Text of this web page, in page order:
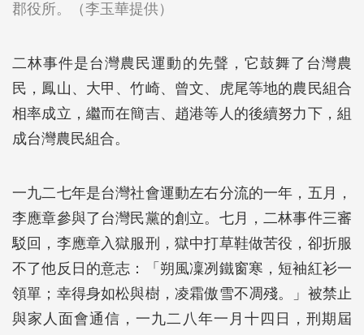
郡役所。（李玉華提供）
二林事件是台灣農民運動的先聲，它鼓舞了台灣農
民，鳳山、大甲、竹崎、曾文、虎尾等地的農民組合
相率成立，繼而在簡吉、趙港等人的後續努力下，組
成台灣農民組合。
一九二七年是台灣社會運動左右分流的一年，五月，
李應章參與了台灣民黨的創立。七月，二林事件三審
駁回，李應章入獄服刑，獄中打草鞋做苦役，卻折服
不了他反日的意志：「朔風凜冽鐵窗寒，短袖紅衫一
領單；幸得身如松與樹，凌霜傲雪不凋殘。」被禁止
與家人面會通信，一九二八年一月十四日，刑期屆